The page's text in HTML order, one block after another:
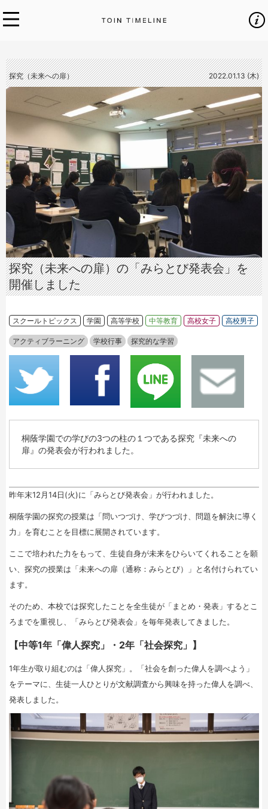
探究（未来への扉） 2022.01.13 (木)
探究（未来への扉）の「みらとび発表会」を
開催しました
スクールトピックス 学園 高等学校 中等教育 高校女子 高校男子
アクティブラーニング 学校行事 探究的な学習
桐蔭学園での学びの3つの柱の１つである探究『未来への
扉』の発表会が行われました。
昨年末12月14日(火)に「みらとび発表会」が行われました。
桐蔭学園の探究の授業は「問いつづけ、学びつづけ、問題を解決に導く
力」を育むことを目標に展開されています。
ここで培われた力をもって、生徒自身が未来をひらいてくれることを願
い、探究の授業は「未来への扉（通称：みらとび）」と名付けられてい
ます。
そのため、本校では探究したことを全生徒が「まとめ・発表」するとこ
ろまでを重視し、「みらとび発表会」を毎年発表してきました。
【中等1年「偉人探究」・2年「社会探究」】
1年生が取り組むのは「偉人探究」。「社会を創った偉人を調べよう」
をテーマに、生徒一人ひとりが文献調査から興味を持った偉人を調べ、
発表しました。